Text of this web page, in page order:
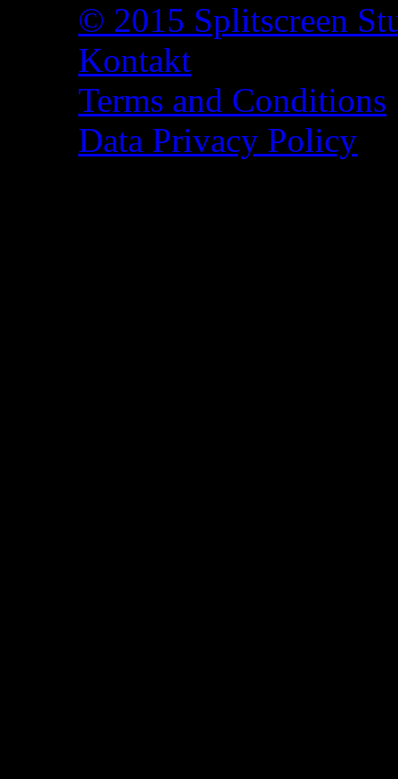
© 2015 Splitscreen
Kontakt
Terms and Conditions
Data Privacy Policy